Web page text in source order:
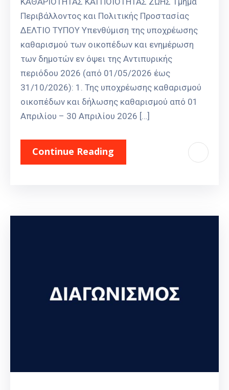
Περιβάλλοντος και Πολιτικής Προστασίας
ΔΕΛΤΙΟ ΤΥΠΟΥ Υπενθύμιση της υποχρέωσης
καθαρισμού των οικοπέδων και ενημέρωση
των δημοτών εν όψει της Αντιπυρικής
περιόδου 2026 (από 01/05/2026 έως
31/10/2026): 1. Της υποχρέωσης καθαρισμού
οικοπέδων και δήλωσης καθαρισμού από 01
Απριλίου – 30 Απριλίου 2026 […]
Continue Reading